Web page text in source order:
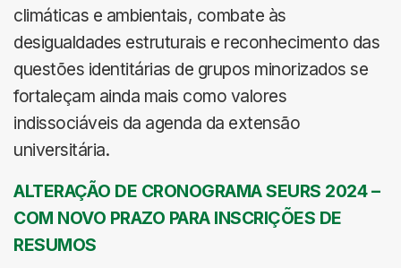
climáticas e ambientais, combate às
desigualdades estruturais e reconhecimento das
questões identitárias de grupos minorizados se
fortaleçam ainda mais como valores
indissociáveis da agenda da extensão
universitária.
ALTERAÇÃO DE CRONOGRAMA SEURS 2024 –
COM NOVO PRAZO PARA INSCRIÇÕES DE
RESUMOS